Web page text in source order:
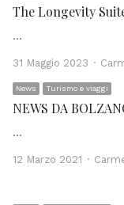
The Longevity
…
31 Maggio 2023
News Turismo e viaggi
NEWS DA
…
12 Marzo 2021